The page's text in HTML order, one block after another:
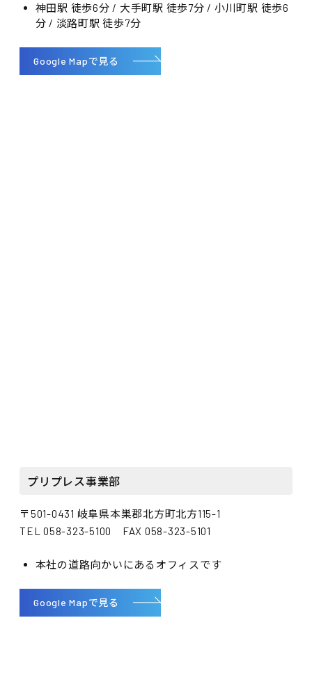
神田駅 徒歩6分 / 大手町駅 徒歩7分 / 小川町駅 徒歩6
分 / 淡路町駅 徒歩7分
Google Mapで見る
プリプレス事業部
〒501-0431 岐阜県本巣郡北方町北方115-1
TEL 058-323-5100 FAX 058-323-5101
本社の道路向かいにあるオフィスです
Google Mapで見る